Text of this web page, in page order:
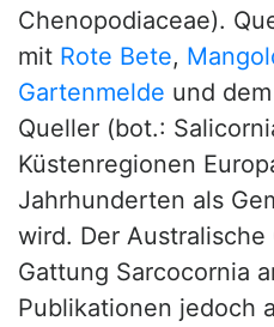
Chenopodiaceae).
mit Rote Bete,
Gartenmelde und
Queller (bot.:
Küstenregionen
Jahrhunderten als
wird. Der
Gattung Sarcocornia
Publikationen jedoch